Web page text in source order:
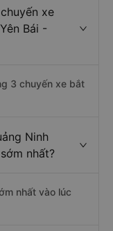
xe
Bái -
3 chuyến xe bắt
Ninh
nhất?
nhất vào lúc